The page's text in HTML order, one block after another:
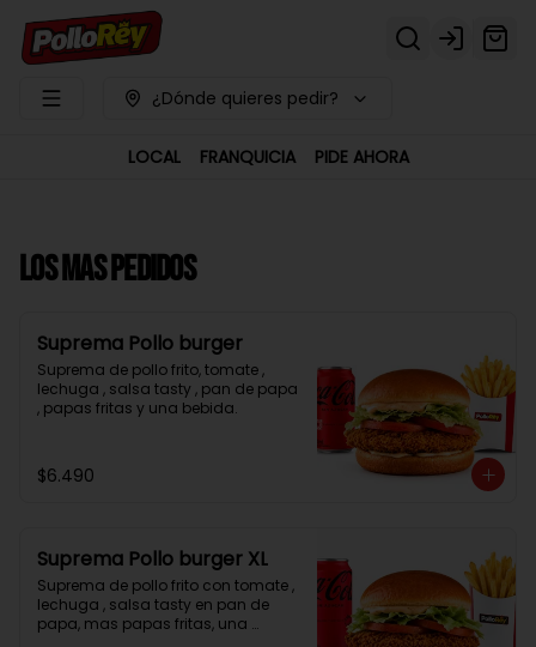
Login
¿Dónde quieres pedir?
LOCAL FRANQUICIA PIDE AHORA
LOS MAS PEDIDOS
Suprema Pollo burger
Suprema de pollo frito, tomate ,
lechuga , salsa tasty , pan de papa
, papas fritas y una bebida.
$6.490
Suprema Pollo burger XL
Suprema de pollo frito con tomate ,
lechuga , salsa tasty en pan de
papa, mas papas fritas, una